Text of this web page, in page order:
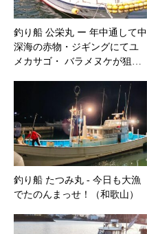
釣り船 公栄丸 ー 年中通して中
深海の赤物・ジギングにてユ
メカサゴ・ バラメヌケが狙…
釣り船 たつみ丸 ‐ 今日も大漁
でたのんまっせ！（和歌山）